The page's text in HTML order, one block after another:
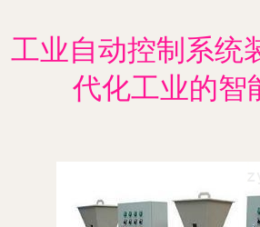
工业自动控制系统
代化工业的智